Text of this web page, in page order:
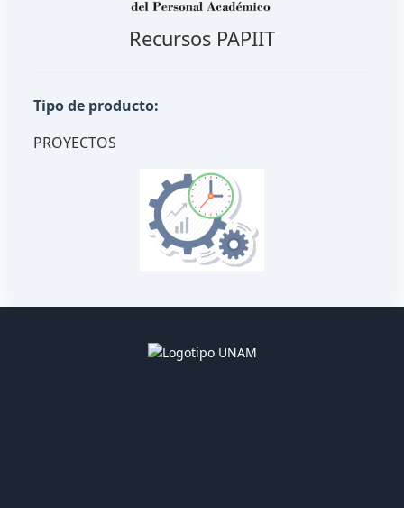
Recursos PAPIIT
Tipo de producto:
PROYECTOS